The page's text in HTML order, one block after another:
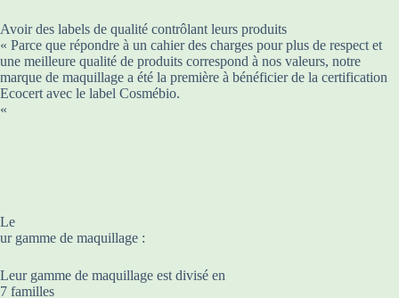
Avoir des labels de qualité contrôlant leurs produits
« Parce que répondre à un cahier des charges pour plus de respect et
une meilleure qualité de produits correspond à nos valeurs, notre
marque de maquillage a été la première à bénéficier de la certification
Ecocert avec le label Cosmébio.
«
Le
ur gamme de maquillage :
Leur gamme de maquillage est divisé en
7 familles